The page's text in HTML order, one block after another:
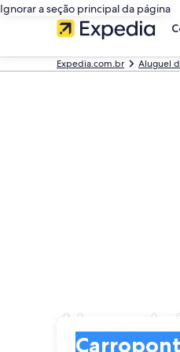
Ignorar a seção principal da página
Expedia.com.br Aluguel
Aluguel
Carroponte